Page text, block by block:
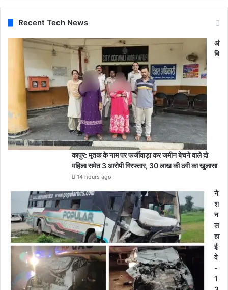
Recent Tech News
अं
बि
कापुर: मृतक के नाम पर फर्जीवाड़ा कर जमीन बेचने वाले दो
महिला समेत 3 आरोपी गिरफ्तार, 30 लाख की ठगी का खुलासा
14 hours ago
ने
श
न
ल
हा
ई
वे
-
1